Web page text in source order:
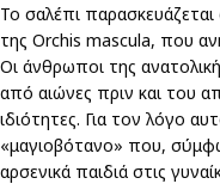
Το σαλέπι παρασκευάζεται
της Orchis mascula, που
Οι άνθρωποι της
από αιώνες πριν και του
ιδιότητες. Για τον λόγο
«μαγιοβότανο» που,
αρσενικά παιδιά στις